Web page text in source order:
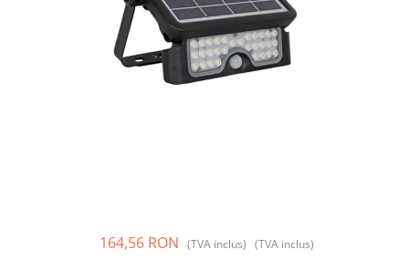
Prize și fișe industriale
164,56 RON (TVA inclus) (TVA inclus)